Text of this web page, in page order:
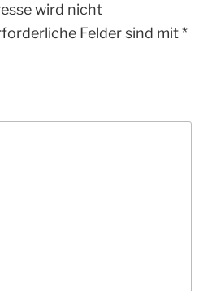
wird nicht
Felder sind mit*